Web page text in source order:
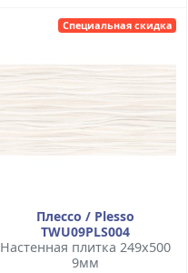
Специальная скидка
Плессо / Plesso
TWU09PLS004
Настенная плитка 249x500
9мм